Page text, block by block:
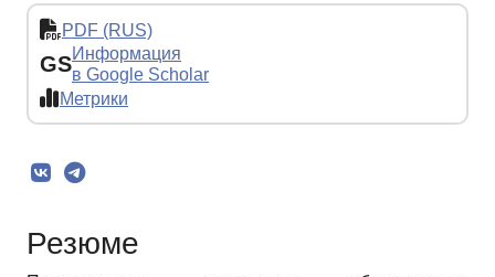
PDF (RUS)
GSИнформация
в Google Scholar
Метрики
Резюме